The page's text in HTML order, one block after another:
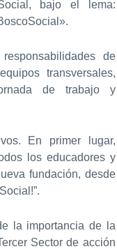
bajo el lema:
de
transversales,
de trabajo y
En primer lugar,
los educadores y
fundación, desde
la importancia de la
Sector de acción